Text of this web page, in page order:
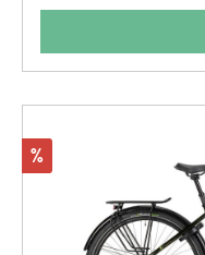
Auf das Bike, fertig, los!
Rabatt
%